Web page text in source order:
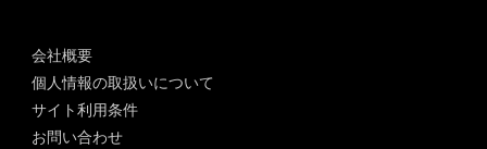
会社概要
個人情報の取扱いについて
サイト利用条件
お問い合わせ